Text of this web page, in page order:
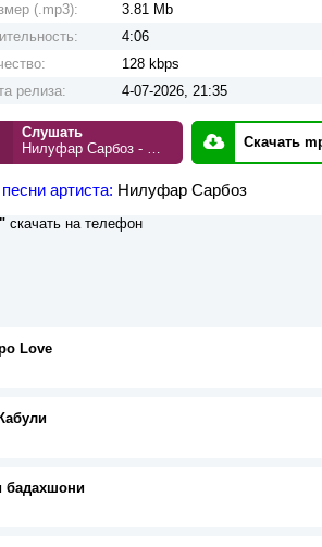
(.mp3):
3.81 Mb
4:06
128 kbps
релиза:
4-07-2026, 21:35
Слушать
Нилуфар Сарбоз - Дуст надори
Скачать
артиста: Нилуфар Сарбоз
скачать на телефон
Love
бадахшони